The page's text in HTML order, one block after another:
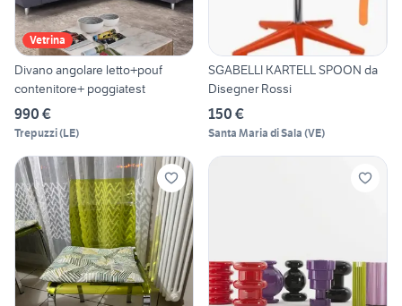
Vetrina
Divano angolare letto+pouf
contenitore+ poggiatest
990 €
Trepuzzi(LE)
SGABELLI KARTELL SPOON da
Disegner Rossi
150 €
Santa Maria di Sala (VE)